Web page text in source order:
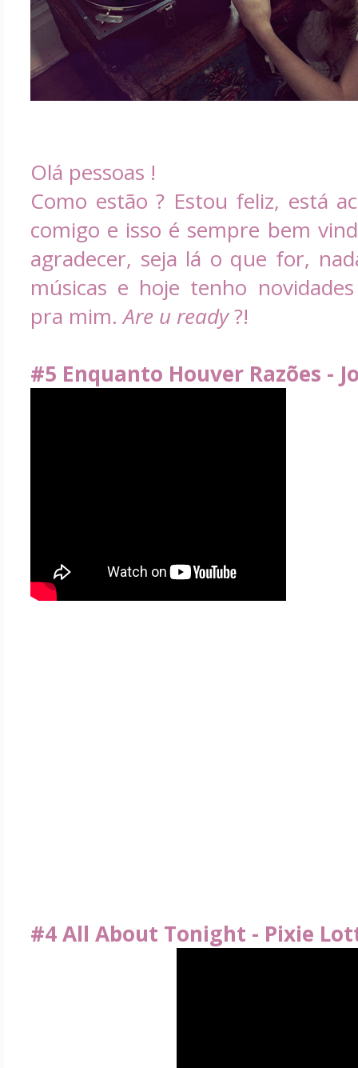
Olá pessoas !
Como estão ? Estou feliz, está
comigo e isso é sempre bem
agradecer, seja lá o que for,
músicas e hoje tenho
pra mim.Are u ready?!
#5 Enquanto Houver Razões -
#4 All About Tonight - Pixie